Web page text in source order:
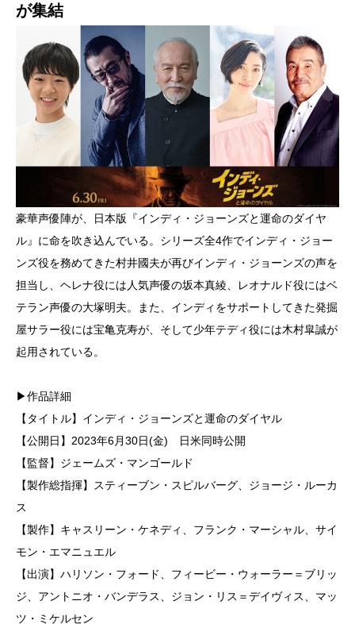
が集結
豪華声優陣が、日本版『インディ・ジョーンズと運命のダイヤ
ル』に命を吹き込んでいる。シリーズ全4作でインディ・ジョー
ンズ役を務めてきた村井國夫が再びインディ・ジョーンズの声を
担当し、ヘレナ役には人気声優の坂本真綾、レオナルド役にはベ
テラン声優の大塚明夫。また、インディをサポートしてきた発掘
屋サラー役には宝亀克寿が、そして少年テディ役には木村皐誠が
起用されている。
▶︎作品詳細
【タイトル】インディ・ジョーンズと運命のダイヤル
【公開日】2023年6月30日(金) 日米同時公開
【監督】ジェームズ・マンゴールド
【製作総指揮】スティーブン・スピルバーグ、ジョージ・ルーカ
ス
【製作】キャスリーン・ケネディ、フランク・マーシャル、サイ
モン・エマニュエル
【出演】ハリソン・フォード、フィービー・ウォーラー＝ブリッ
ジ、アントニオ・バンデラス、ジョン・リス＝デイヴィス、マッ
ツ・ミケルセン